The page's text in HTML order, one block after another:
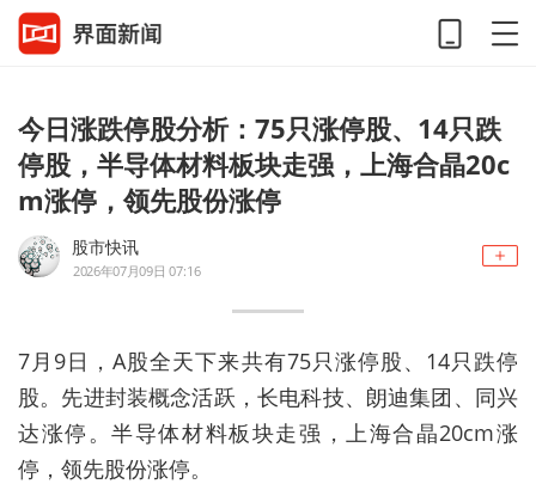
今日涨跌停股分析：75只涨停股、14只跌
停股，半导体材料板块走强，上海合晶20c
m涨停，领先股份涨停
股市快讯
2026年07月09日 07:16
7月9日，A股全天下来共有75只涨停股、14只跌停
股。 先进封装概念活跃，长电科技、朗迪集团、同兴
达涨停。半导体材料板块走强，上海合晶20cm涨
停，领先股份涨停。